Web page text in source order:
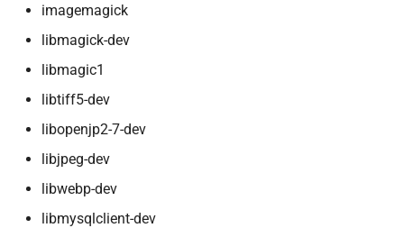
imagemagick
libmagick-dev
libmagic1
libtiff5-dev
libopenjp2-7-dev
libjpeg-dev
libwebp-dev
libmysqlclient-dev